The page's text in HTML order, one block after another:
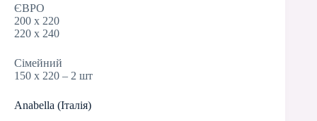
ЄВРО
200 х 220
220 х 240
Сімейний
150 х 220 – 2 шт
Anabella (Італія)